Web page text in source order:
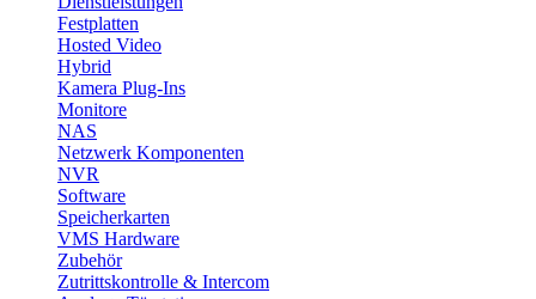
Festplatten
Hosted Video
Hybrid
Kamera Plug-Ins
Monitore
NAS
Netzwerk Komponenten
NVR
Software
Speicherkarten
VMS Hardware
Zubehör
Zutrittskontrolle & Intercom